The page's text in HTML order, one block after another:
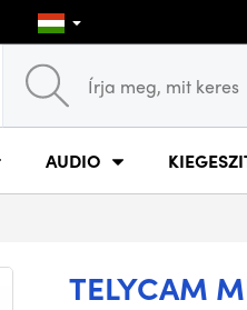
AUDIO
TELYCAM